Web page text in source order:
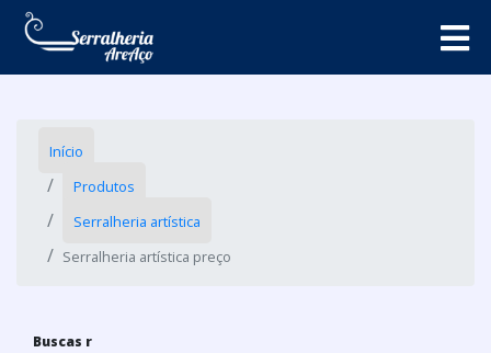
Início
Produtos
Serralheria artística
Serralheria artística preço
Buscas r